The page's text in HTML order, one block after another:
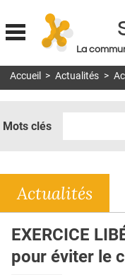
La
MON COMPTE
DOSSIERS
RÉSEAUX
E-REVUE SAD
THÉMA
Accueil > Actualités >
Mots clés
Actualités
EXERCICE
pour éviter le